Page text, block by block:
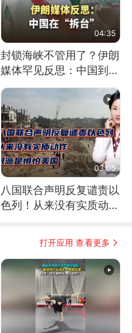
04:35
封锁海峡不管用了？伊朗
媒体罕见反思：中国到底
是不是在"拆台"
03:05
八国联合声明反复谴责以
色列！从来没有实质动
打开应用 查看更多